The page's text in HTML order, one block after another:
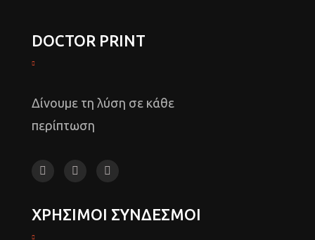
DOCTOR PRINT
Δίνουμε τη λύση σε κάθε
περίπτωση
ΧΡΗΣΙΜΟΙ ΣΥΝΔΕΣΜΟΙ